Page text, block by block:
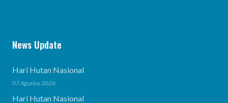
News Update
Hari Hutan Nasional
07 Agustus 2026
Hari Hutan Nasional